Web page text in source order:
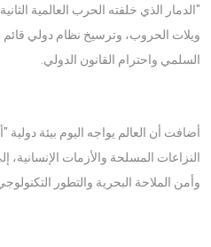
"الدمار الذي خلفته الحرب العالمية
ويلات الحروب، وترسيخ نظام دولي
السلمي واحترام القانون الدولي.
أضافت أن العالم يواجه اليوم بيئة
النزاعات المسلحة والأزمات الإنسانية،
وأمن الملاحة البحرية والتطور